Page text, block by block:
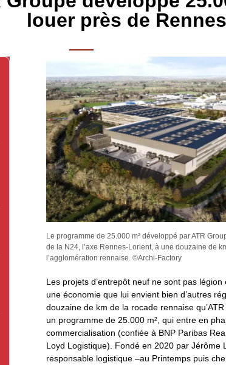
louer près de Rennes
Le programme de 25.000 m² développé par ATR
de la N24, l’axe Rennes-Lorient, à une douzaine de
l’agglomération rennaise. ©Archi-Factory
Les projets d’entrepôt neuf ne sont pas
une économie que lui envient bien d’autres
douzaine de km de la rocade rennaise
un programme de 25.000 m², qui entre en
commercialisation (confiée à BNP Paribas
Loyd Logistique). Fondé en 2020 par Jérôme
responsable logistique –au Printemps puis